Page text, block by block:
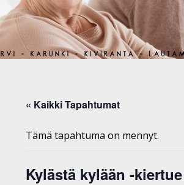
« Kaikki Tapahtumat
Tämä tapahtuma on mennyt.
Kylästä kylään -